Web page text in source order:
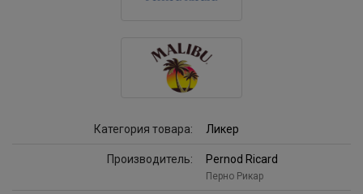
Категория товара: Ликер
Производитель: Pernod Ricard
Перно Рикар